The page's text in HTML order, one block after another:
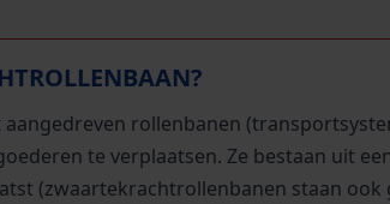
rollenbanen
te verplaatsen. Ze bestaan uit
(zwaartekrachtrollenbanen staan ook